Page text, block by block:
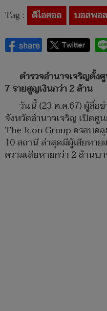
Tag : ดิไอคอล บอสพอล
ตำรวจอำนาจเจริญตั้ง
7 รายสูญเงินกว่า 2 ล้าน
วันนี้ (23 ต.ค.67) ผู้สื่อข่
จังหวัดอำนาจเจริญ เปิดศู
The Icon Group ครอบค
10 สถานี ล่าสุดมีผู้เสียหาย
ความเสียหายกว่า 2 ล้านบ